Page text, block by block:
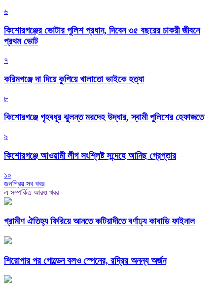
৬
কিশোরগঞ্জের ভোটার পুলিশ প্রধান, দিবেন ৩৫ বছরের চাকরী জীবনে
প্রথম ভোট
৭
করিমগঞ্জে দা দিয়ে কুপিয়ে খালাতো ভাইকে হত্যা
৮
কিশোরগঞ্জে গৃহবধূর ঝুলন্ত মরদেহ উদ্ধার, স্বামী পুলিশের হেফাজতে
৯
কিশোরগঞ্জে আওয়ামী লীগ সংশ্লিষ্ট সন্দেহে আনিছ গ্রেপ্তার
১০
জনপ্রিয় সব খবর
এ সম্পর্কিত আরও খবর
গ্রামীণ ঐতিহ্য ফিরিয়ে আনতে কটিয়াদীতে বর্ণাঢ্য কাবাডি ফাইনাল
শিরোপার পর গোল্ডেন বলও স্পেনের, রদ্রির অনন্য অর্জন